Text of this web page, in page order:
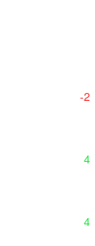
-2
4
4